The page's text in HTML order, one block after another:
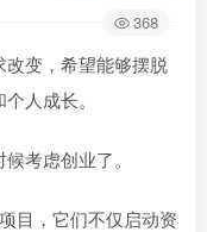
368
变，希望能够摆脱
人成长。
考虑创业了。
目，它们不仅启动资